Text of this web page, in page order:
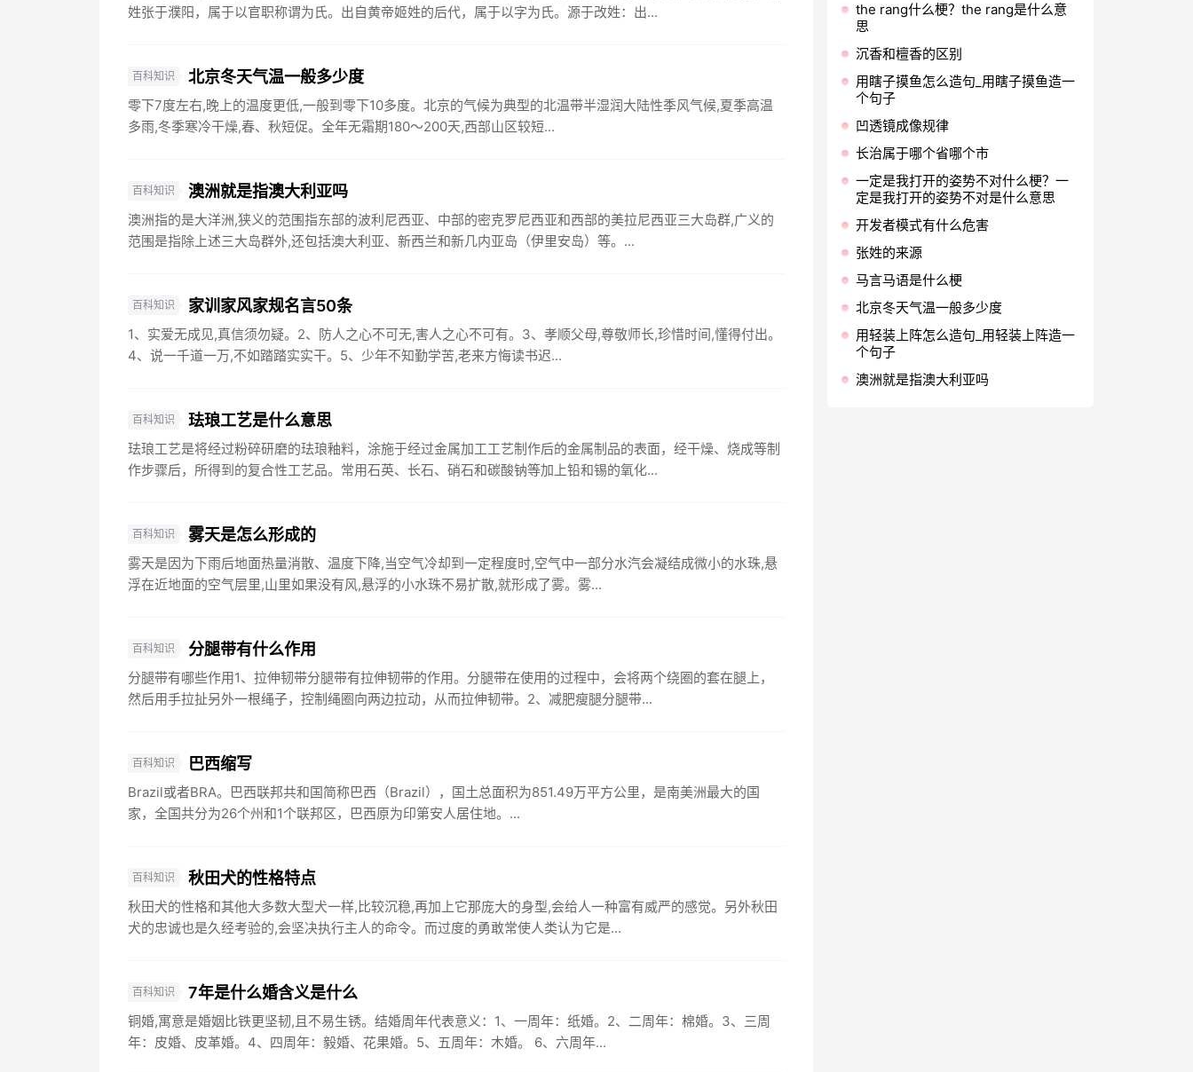
姓张于濮阳，属于以官职称谓为氏。出自黄帝姬姓的后代，属于以字为氏。源于改姓：出...
百科知识 北京冬天气温一般多少度
零下7度左右,晚上的温度更低,一般到零下10多度。北京的气候为典型的北温带半湿润大陆性季风气候,夏季高温
多雨,冬季寒冷干燥,春、秋短促。全年无霜期180～200天,西部山区较短...
百科知识 澳洲就是指澳大利亚吗
澳洲指的是大洋洲,狭义的范围指东部的波利尼西亚、中部的密克罗尼西亚和西部的美拉尼西亚三大岛群,广义的
范围是指除上述三大岛群外,还包括澳大利亚、新西兰和新几内亚岛（伊里安岛）等。...
百科知识 家训家风家规名言50条
1、实爱无成见,真信须勿疑。2、防人之心不可无,害人之心不可有。3、孝顺父母,尊敬师长,珍惜时间,懂得付出。
4、说一千道一万,不如踏踏实实干。5、少年不知勤学苦,老来方悔读书迟...
百科知识 珐琅工艺是什么意思
珐琅工艺是将经过粉碎研磨的珐琅釉料，涂施于经过金属加工工艺制作后的金属制品的表面，经干燥、烧成等制
作步骤后，所得到的复合性工艺品。常用石英、长石、硝石和碳酸钠等加上铅和锡的氧化...
百科知识 雾天是怎么形成的
雾天是因为下雨后地面热量消散、温度下降,当空气冷却到一定程度时,空气中一部分水汽会凝结成微小的水珠,悬
浮在近地面的空气层里,山里如果没有风,悬浮的小水珠不易扩散,就形成了雾。雾...
百科知识 分腿带有什么作用
分腿带有哪些作用1、拉伸韧带分腿带有拉伸韧带的作用。分腿带在使用的过程中，会将两个绕圈的套在腿上，
然后用手拉扯另外一根绳子，控制绳圈向两边拉动，从而拉伸韧带。2、减肥瘦腿分腿带...
百科知识 巴西缩写
Brazil或者BRA。巴西联邦共和国简称巴西（Brazil），国土总面积为851.49万平方公里，是南美洲最大的国
家，全国共分为26个州和1个联邦区，巴西原为印第安人居住地。...
百科知识 秋田犬的性格特点
秋田犬的性格和其他大多数大型犬一样,比较沉稳,再加上它那庞大的身型,会给人一种富有威严的感觉。另外秋田
犬的忠诚也是久经考验的,会坚决执行主人的命令。而过度的勇敢常使人类认为它是...
百科知识 7年是什么婚含义是什么
铜婚,寓意是婚姻比铁更坚韧,且不易生锈。结婚周年代表意义：1、一周年：纸婚。2、二周年：棉婚。3、三周
年：皮婚、皮革婚。4、四周年：毅婚、花果婚。5、五周年：木婚。 6、六周年...
the rang什么梗？the rang是什么意
思
沉香和檀香的区别
用瞎子摸鱼怎么造句_用瞎子摸鱼造一
个句子
凹透镜成像规律
长治属于哪个省哪个市
一定是我打开的姿势不对什么梗？一
定是我打开的姿势不对是什么意思
开发者模式有什么危害
张姓的来源
马言马语是什么梗
北京冬天气温一般多少度
用轻装上阵怎么造句_用轻装上阵造一
个句子
澳洲就是指澳大利亚吗